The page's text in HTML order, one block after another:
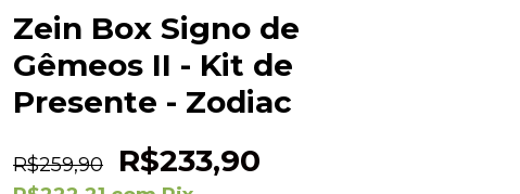
Zein Box Signo de
Gêmeos II - Kit de
Presente - Zodiac
R$259,90 R$233,90